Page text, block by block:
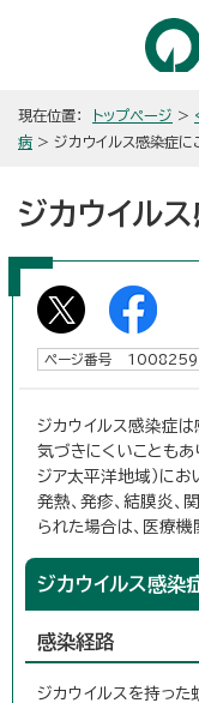
現在位置： トップページ >
病 > ジカウイルス感染症に
ジカウイル
ページ番号 1008259
ジカウイルス感染症
気づきにくいこともあ
ジア太平洋地域）にお
発熱、発疹、結膜炎、
られた場合は、医療機
ジカウイルス感染
感染経路
ジカウイルスを持った